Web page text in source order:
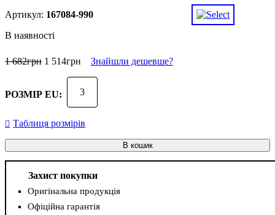
167084-990
В наявності
1 682грн 1 514грн Знайшли дешевше?
РОЗМІР EU: 3
Таблиця розмірів
В кошик
Захист покупки
Оригінальна продукція
Офіційна гарантія